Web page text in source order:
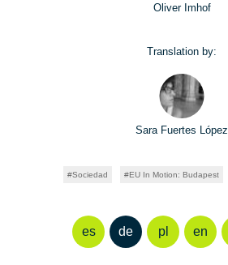
Oliver Imhof
Translation by:
Sara Fuertes López
Sociedad EU In Motion: Budapest
es de pl en